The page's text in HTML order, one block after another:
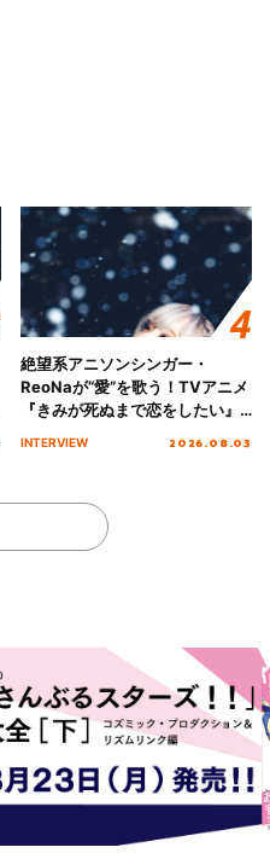
絶望系アニソンシンガー・
ReoNaが“愛”を歌う！TVアニメ
『きみが死ぬまで恋をしたい』
オープニング主題歌「Amore」
INTERVIEW 2026.08.03